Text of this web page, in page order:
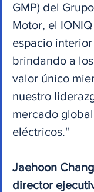
GMP) del
Motor, el
espacio
brindando a
valor único
nuestro
mercado
eléctricos."
Jaehoon
director